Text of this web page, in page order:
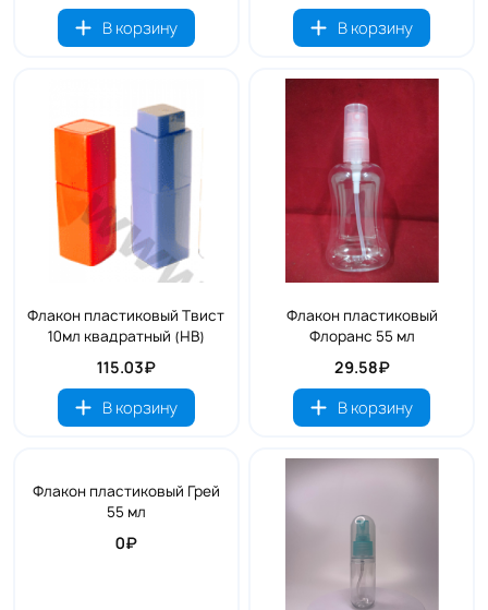
В корзину
В корзину
Флакон пластиковый Твист
10мл квадратный (HB)
115.03₽
В корзину
Флакон пластиковый
Флоранс 55 мл
29.58₽
В корзину
Флакон пластиковый Грей
55 мл
0₽